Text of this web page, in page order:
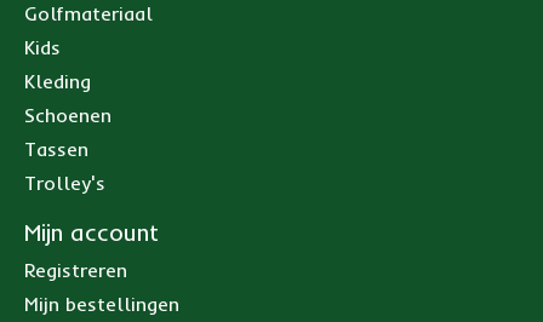
Golfmateriaal
Kids
Kleding
Schoenen
Tassen
Trolley's
Mijn account
Registreren
Mijn bestellingen